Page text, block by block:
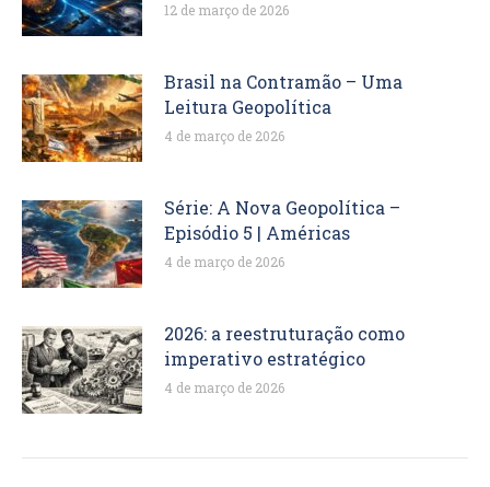
12 de março de 2026
Brasil na Contramão – Uma
Leitura Geopolítica
4 de março de 2026
Série: A Nova Geopolítica –
Episódio 5 | Américas
4 de março de 2026
2026: a reestruturação como
imperativo estratégico
4 de março de 2026